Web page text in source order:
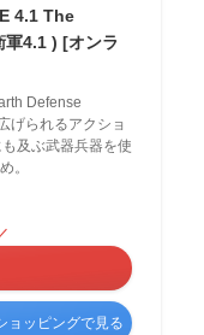
4.1 The
4.1 ) [オンラ
Defense
げられるアクショ
及ぶ武器兵器を使
。
ョッピングで見る